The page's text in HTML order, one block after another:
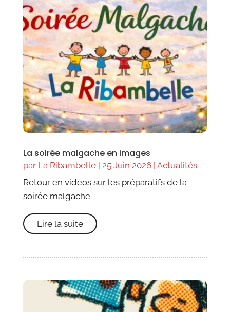
La soirée malgache en images
par La Ribambelle| 25 Juin 2026| Actualités
Retour en vidéos sur les préparatifs de la
soirée malgache
Lire la suite